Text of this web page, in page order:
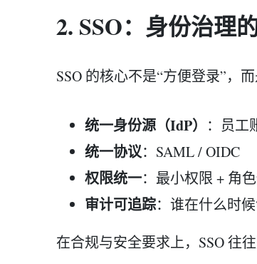
2. SSO：身份治理
SSO 的核心不是“方便登录”，
统一身份源（IdP） ：员工
统一协议：SAML / OIDC
权限统一：最小权限 + 角
审计可追踪：谁在什么时
在合规与安全要求上，SSO 往往